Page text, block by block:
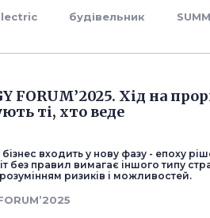
будівельник
FORUM’2025. Хід на
ті, хто веде
входить у нову фазу - епоху
без правил вимагає іншого типу
ризиків і можливостей.